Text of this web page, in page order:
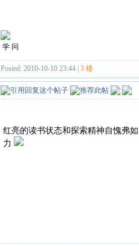
学 问
Posted: 2010-10-10 23:44 | 3 楼
红亮的读书状态和探索精神自愧弗
力